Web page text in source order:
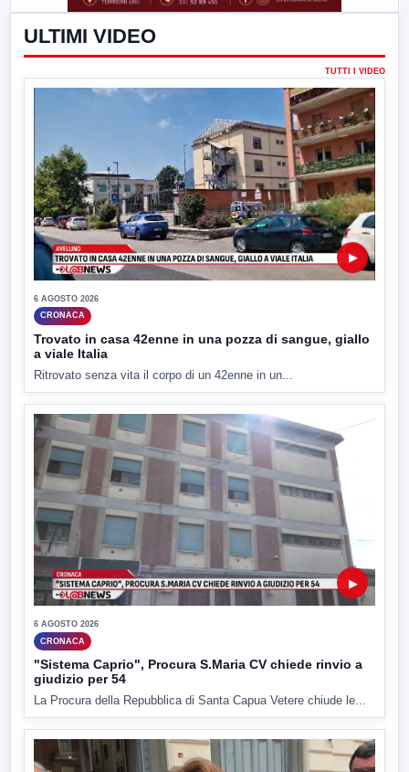
ULTIMI VIDEO
TUTTI I VIDEO
▶
6 AGOSTO 2026
CRONACA
Trovato in casa 42enne in una pozza di sangue, giallo
a viale Italia
Ritrovato senza vita il corpo di un 42enne in un...
▶
6 AGOSTO 2026
CRONACA
"Sistema Caprio", Procura S.Maria CV chiede rinvio a
giudizio per 54
La Procura della Repubblica di Santa Capua Vetere chiude le...